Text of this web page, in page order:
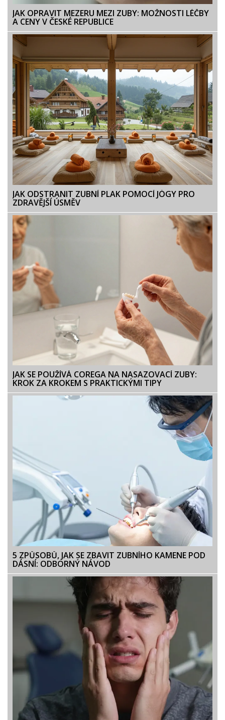
JAK OPRAVIT MEZERU MEZI ZUBY: MOŽNOSTI LÉČBY
A CENY V ČESKÉ REPUBLICE
JAK ODSTRANIT ZUBNÍ PLAK POMOCÍ JÓGY PRO
ZDRAVĚJŠÍ ÚSMĚV
JAK SE POUŽÍVÁ COREGA NA NASAZOVACÍ ZUBY:
KROK ZA KROKEM S PRAKTICKÝMI TIPY
5 ZPŮSOBŮ, JAK SE ZBAVIT ZUBNÍHO KAMENE POD
DÁSNÍ: ODBORNÝ NÁVOD